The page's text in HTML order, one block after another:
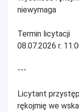
niewymaga
Termin licytacji
08.07.2026 r.
---
Licytant
rękojmię we